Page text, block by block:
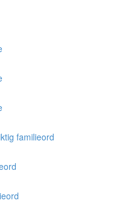
familieord